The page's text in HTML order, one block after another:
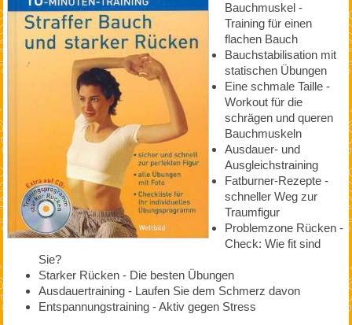
Bauchmuskel -
Training für einen
flachen Bauch
Bauchstabilisation mit
statischen Übungen
Eine schmale Taille -
Workout für die
schrägen und queren
Bauchmuskeln
Ausdauer- und
Ausgleichstraining
Fatburner-Rezepte -
schneller Weg zur
Traumfigur
Problemzone Rücken -
Check: Wie fit sind
Sie?
Starker Rücken - Die besten Übungen
Ausdauertraining - Laufen Sie dem Schmerz davon
Entspannungstraining - Aktiv gegen Stress